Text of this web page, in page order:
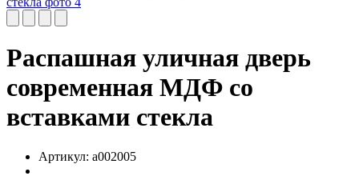
Распашная уличная дверь
современная МДФ со
вставками стекла
Артикул: a002005